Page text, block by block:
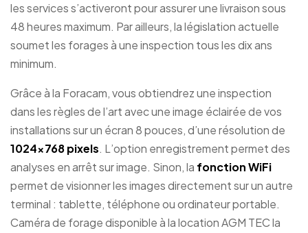
les services s’activeront pour assurer une livraison sous
48 heures maximum. Par ailleurs, la législation actuelle
soumet les forages à une inspection tous les dix ans
minimum.
Grâce à la Foracam, vous obtiendrez une inspection
dans les règles de l’art avec une image éclairée de vos
installations sur un écran 8 pouces, d’une résolution de
1024×768 pixels. L’option enregistrement permet des
analyses en arrêt sur image. Sinon, la fonction WiFi
permet de visionner les images directement sur un autre
terminal : tablette, téléphone ou ordinateur portable.
Caméra de forage disponible à la location AGM TEC la